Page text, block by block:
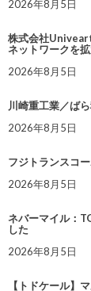
2026年8月5日
株式会社
ネットワークを
2026年8月5日
川崎重工業／ば
2026年8月5日
フジトランスコ
2026年8月5日
ネバーマイル：
した
2026年8月5日
【トドケール】